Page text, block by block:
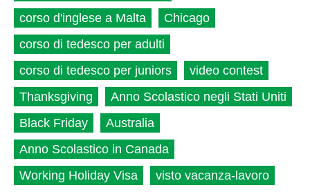
corso d'inglese a Malta
Chicago
corso di tedesco per adulti
corso di tedesco per juniors
video contest
Thanksgiving
Anno Scolastico negli Stati Uniti
Black Friday
Australia
Anno Scolastico in Canada
Working Holiday Visa
visto vacanza-lavoro